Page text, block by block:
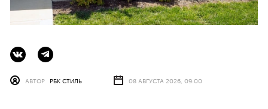
АВТОР РБК СТИЛЬ 08 АВГУСТА 2026, 09:00